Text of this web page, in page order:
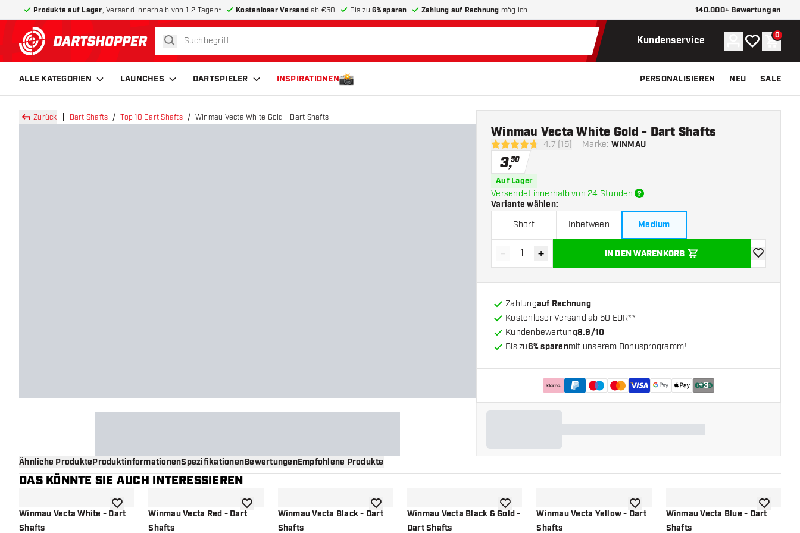
Produkte auf Lager , Versand innerhalb von 1-2 Tagen* Kostenloser Versandab €50 Bis zu6% sparen Zahlung auf Rechnung möglich 140.000+ Bewertungen
zurück zur Startseite
suchen Kundenservice Konto
Meine 0
ALLE KATEGORIEN LAUNCHES DARTSPIELER INSPIRATIONEN PERSONALISIEREN NEU SALE
Zurück Dart Shafts Top 10 Dart Shafts Winmau Vecta White Gold - Dart Shafts
4.7 Bewertungssterne
4.7 (15) Marke: WINMAU
Winmau Vecta White Gold - Dart Shafts
3,50
Auf Lager
Versendet innerhalb von 24 Stunden
Variante wählen:
Short Inbetween Medium
Menge verringern
- Menge erhöhen
+ IN DEN WARENKORB
Zur
Zahlungauf Rechnung
Kostenloser Versand ab 50 EUR**
Kundenbewertung8.9/10
Bis zu6% sparenmit unserem Bonusprogramm!
+3
Ähnliche ProdukteProduktinformationenSpezifikationenBewertungenEmpfohlene Produkte
DAS KÖNNTE SIE AUCH INTERESSIEREN
Winmau Vecta White - Dart
Shafts
Zur Wunschliste hinzufügen
Winmau Vecta Red - Dart
Shafts
Zur Wunschliste hinzufügen
Winmau Vecta Black - Dart
Shafts
Zur Wunschliste hinzufügen
Winmau Vecta Black & Gold -
Dart Shafts
Zur Wunschliste hinzufügen
Winmau Vecta Yellow - Dart
Shafts
Zur Wunschliste hinzufügen
Winmau Vecta Blue - Dart
Shafts
Zur